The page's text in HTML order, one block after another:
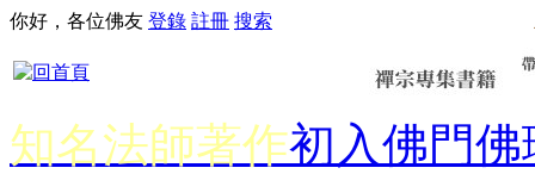
你好，各位佛友 登錄 註冊 搜索
知名法師著作初入佛門佛